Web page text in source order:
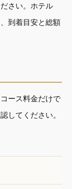
さい。ホテル
到着目安と総額
ース料金だけで
してください。